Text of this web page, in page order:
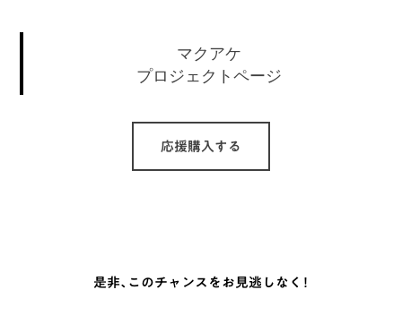
マクアケ
プロジェクトページ
応援購入する
是非、このチャンスをお見逃しなく！